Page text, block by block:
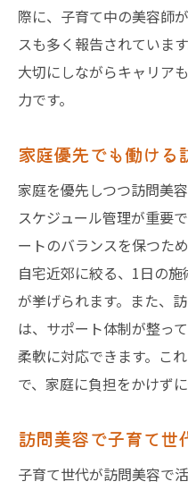
際に、子育て中の美容師
スも多く報告されていま
大切にしながらキャリア
力です。
家庭優先でも働ける
家庭を優先しつつ訪問美
スケジュール管理が重要
ートのバランスを保つた
自宅近郊に絞る、1日の
が挙げられます。また、
は、サポート体制が整っ
柔軟に対応できます。こ
で、家庭に負担をかけず
訪問美容で子育て世
子育て世代が訪問美容で